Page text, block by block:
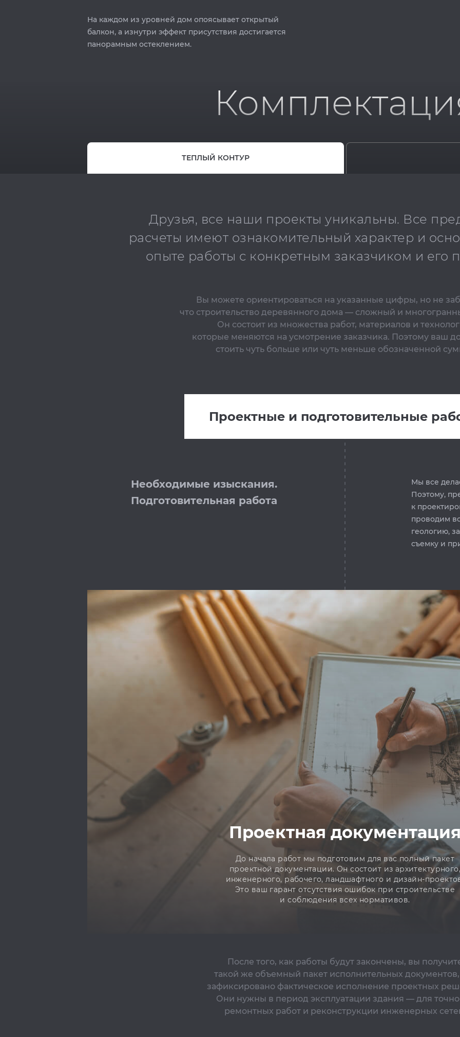
На каждом из уровней дом опоясывает открытый
балкон, а изнутри эффект присутствия достигается
панорамным остеклением.
ТЕПЛЫЙ КОНТУР
Друзья, все наши проекты уникальны. Все
расчеты имеют ознакомительный характер и
опыте работы с конкретным заказчиком и его
Вы можете ориентироваться на указанные цифры, но не
что строительство деревянного дома — сложный и
Он состоит из множества работ, материалов и
которые меняются на усмотрение заказчика. Поэтому ваш
стоить чуть больше или чуть меньше обозначенной
Проектные и подготовительные
Необходимые изыскания.
Подготовительная работа
Мы все
Поэтому,
к
проводим
геологию,
съемку и
Проектная
До начала работ мы подготовим для вас полный пакет
проектной документации. Он состоит из
инженерного, рабочего, ландшафтного и дизайн-
Это ваш гарант отсутствия ошибок при строительстве
и соблюдения всех нормативов.
После того, как работы будут закончены, вы
такой же объемный пакет исполнительных документов,
зафиксировано фактическое исполнение проектных
Они нужны в период эксплуатации здания — для
ремонтных работ и реконструкции инженерных